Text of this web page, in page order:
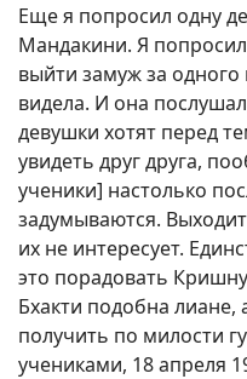
Еще я попросил одну
Мандакини. Я
выйти замуж за
видела. И она
девушки хотят перед
увидеть друг друга,
ученики] настолько
задумываются.
их не интересует.
это порадовать
Бхакти подобна
получить по милости
учениками, 18 апреля